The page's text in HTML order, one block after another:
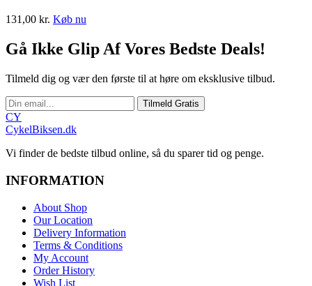
131,00 kr. Køb nu
Gå Ikke Glip Af Vores Bedste Deals!
Tilmeld dig og vær den første til at høre om eksklusive tilbud.
Tilmeld Gratis
CY
CykelBiksen.dk
Vi finder de bedste tilbud online, så du sparer tid og penge.
INFORMATION
About Shop
Our Location
Delivery Information
Terms & Conditions
My Account
Order History
Wish List